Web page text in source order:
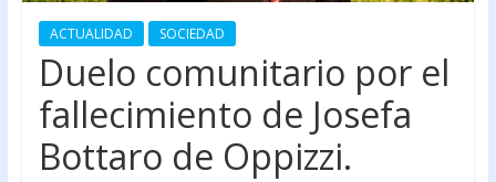
ACTUALIDAD SOCIEDAD
Duelo comunitario por el
fallecimiento de Josefa
Bottaro de Oppizzi.